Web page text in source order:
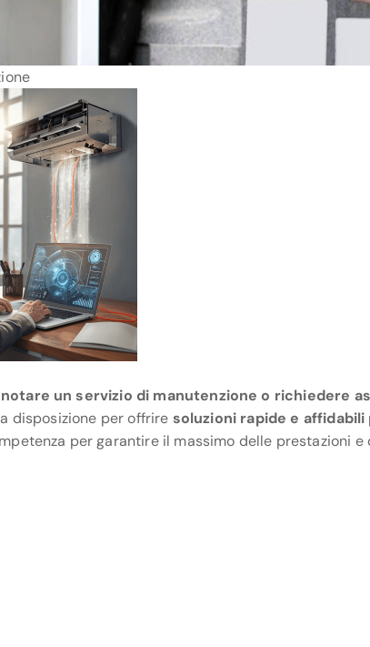
un servizio di manutenzione o richiedere
disposizione per offrire soluzioni rapide e affidabili
per garantire il massimo delle prestazioni e